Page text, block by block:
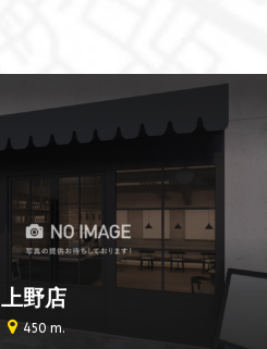
野店
450 m.